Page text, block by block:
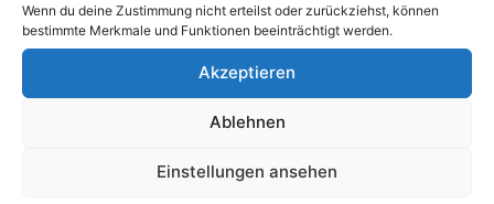
(Favoriten) zu speichern,
damit du sie in den
neuen Browser einfügen
kannst. Gleiches gilt für
einen anderen Rechner
nichts
zwischengespeichert
hat. Aber vielleicht gibt
es doch eine Chance auf
Wiederherstellung der
Wenn du deine Zustimmung nicht erteilst oder zurückziehst, können
bestimmte Merkmale und Funktionen beeinträchtigt werden.
Akzeptieren
Ablehnen
Einstellungen ansehen